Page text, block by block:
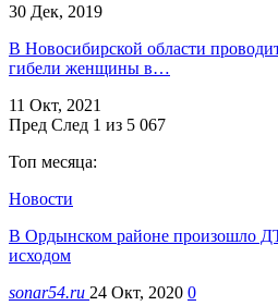
30 Дек, 2019
В Новосибирской области
гибели женщины в…
11 Окт, 2021
Пред След 1 из 5 067
Топ месяца:
Новости
В Ордынском районе произошло
исходом
sonar54.ru 24 Окт, 2020 0